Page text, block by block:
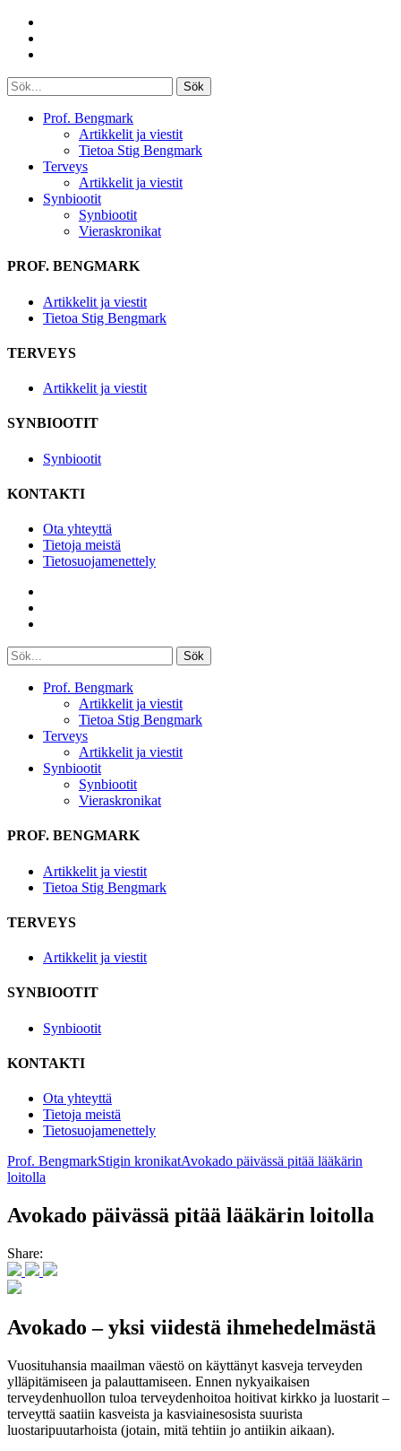
Sök
Prof. Bengmark
Artikkelit ja viestit
Tietoa Stig Bengmark
Terveys
Artikkelit ja viestit
Synbiootit
Synbiootit
Vieraskronikat
PROF. BENGMARK
Artikkelit ja viestit
Tietoa Stig Bengmark
TERVEYS
Artikkelit ja viestit
SYNBIOOTIT
Synbiootit
KONTAKTI
Ota yhteyttä
Tietoja meistä
Tietosuojamenettely
Sök
Prof. Bengmark
Artikkelit ja viestit
Tietoa Stig Bengmark
Terveys
Artikkelit ja viestit
Synbiootit
Synbiootit
Vieraskronikat
PROF. BENGMARK
Artikkelit ja viestit
Tietoa Stig Bengmark
TERVEYS
Artikkelit ja viestit
SYNBIOOTIT
Synbiootit
KONTAKTI
Ota yhteyttä
Tietoja meistä
Tietosuojamenettely
Prof. BengmarkStigin kronikatAvokado päivässä pitää lääkärin
loitolla
Avokado päivässä pitää lääkärin loitolla
Share:
Avokado – yksi viidestä ihmehedelmästä
Vuosituhansia maailman väestö on käyttänyt kasveja terveyden
ylläpitämiseen ja palauttamiseen. Ennen nykyaikaisen
terveydenhuollon tuloa terveydenhoitoa hoitivat kirkko ja luostarit –
terveyttä saatiin kasveista ja kasviainesosista suurista
luostaripuutarhoista (jotain, mitä tehtiin jo antiikin aikaan).